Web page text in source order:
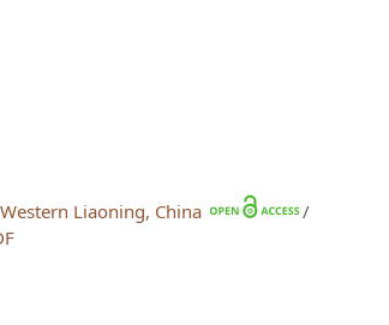
Liaoning, China
/